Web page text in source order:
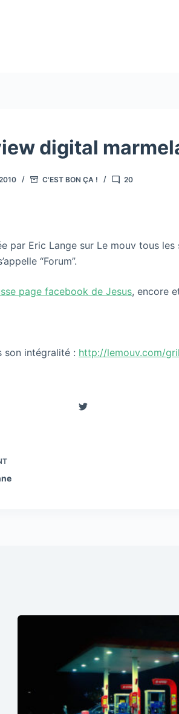
digital
C'EST BON ÇA ! 20
par Eric Lange sur Le mouv tous
“Forum”.
page facebook de Jesus, encore
son intégralité : http://lemouv.com/